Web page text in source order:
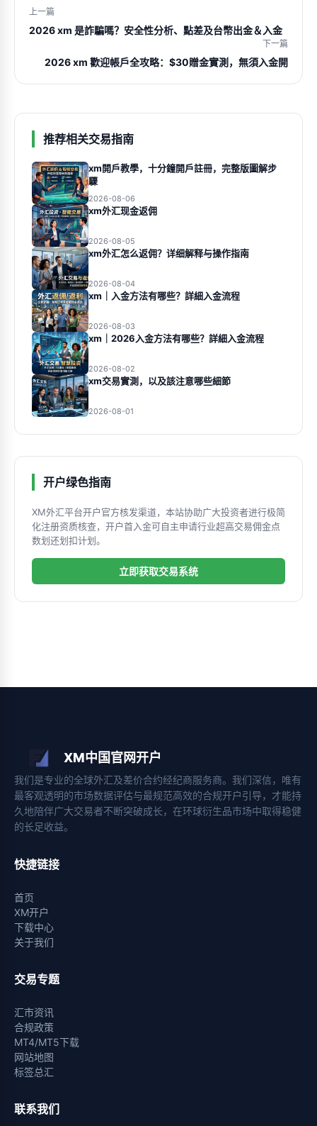
上一篇
2026 xm 是詐騙嗎？安全性分析、點差及台幣出金＆入金
下一篇
2026 xm 歡迎帳戶全攻略：$30贈金實測，無須入金開
推荐相关交易指南
xm開戶教學，十分鐘開戶註冊，完整版圖解步
驟
2026-08-06
xm外汇现金返佣
2026-08-05
xm外汇怎么返佣？详细解释与操作指南
2026-08-04
xm｜入金方法有哪些？詳細入金流程
2026-08-03
xm｜2026入金方法有哪些？詳細入金流程
2026-08-02
xm交易實測，以及該注意哪些細節
2026-08-01
开户绿色指南
XM外汇平台开户官方核发渠道，本站协助广大投资者进行极简
化注册资质核查，开户首入金可自主申请行业超高交易佣金点
数划还划扣计划。
立即获取交易系统
XM中国官网开户
我们是专业的全球外汇及差价合约经纪商服务商。我们深信，唯有
最客观透明的市场数据评估与最规范高效的合规开户引导，才能持
久地陪伴广大交易者不断突破成长，在环球衍生品市场中取得稳健
的长足收益。
快捷链接
首页
XM开户
下载中心
关于我们
交易专题
汇市资讯
合规政策
MT4/MT5下载
网站地图
标签总汇
联系我们